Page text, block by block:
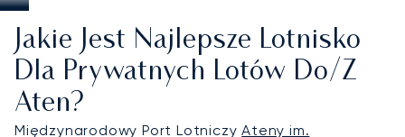
Jakie Jest Najlepsze Lotnisko
Dla Prywatnych Lotów Do/z
Aten?
Międzynarodowy Port LotniczyAteny im.